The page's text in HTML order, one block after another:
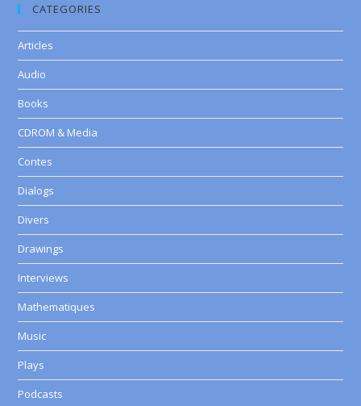
CATEGORIES
Articles
Audio
Books
CDROM & Media
Contes
Dialogs
Divers
Drawings
Interviews
Mathematiques
Music
Plays
Podcasts